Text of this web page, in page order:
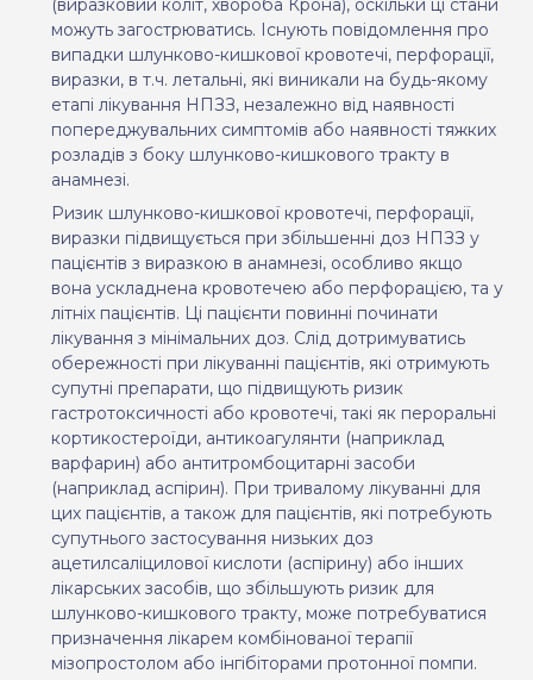
(виразковий коліт, хвороба Крона), оскільки ці стани
можуть загострюватись. Існують повідомлення про
випадки шлунково-кишкової кровотечі, перфорації,
виразки, в т.ч. летальні, які виникали на будь-якому
етапі лікування НПЗЗ, незалежно від наявності
попереджувальних симптомів або наявності тяжких
розладів з боку шлунково-кишкового тракту в
анамнезі.
Ризик шлунково-кишкової кровотечі, перфорації,
виразки підвищується при збільшенні доз НПЗЗ у
пацієнтів з виразкою в анамнезі, особливо якщо
вона ускладнена кровотечею або перфорацією, та у
літніх пацієнтів. Ці пацієнти повинні починати
лікування з мінімальних доз. Слід дотримуватись
обережності при лікуванні пацієнтів, які отримують
супутні препарати, що підвищують ризик
гастротоксичності або кровотечі, такі як пероральні
кортикостероїди, антикоагулянти (наприклад
варфарин) або антитромбоцитарні засоби
(наприклад аспірин). При тривалому лікуванні для
цих пацієнтів, а також для пацієнтів, які потребують
супутнього застосування низьких доз
ацетилсаліцилової кислоти (аспірину) або інших
лікарських засобів, що збільшують ризик для
шлунково-кишкового тракту, може потребуватися
призначення лікарем комбінованої терапії
мізопростолом або інгібіторами протонної помпи.